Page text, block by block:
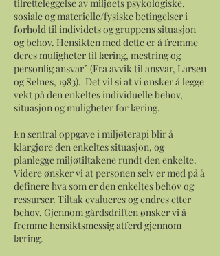
tilretteleggelse av miljøets psykologiske,
sosiale og materielle/fysiske betingelser i
forhold til individets og gruppens situasjon
og behov. Hensikten med dette er å fremme
deres muligheter til læring, mestring og
personlig ansvar” (Fra avvik til ansvar, Larsen
og Selnes, 1983). Det vil si at vi ønsker å legge
vekt på den enkeltes individuelle behov,
situasjon og muligheter for læring.
En sentral oppgave i miljøterapi blir å
klargjøre den enkeltes situasjon, og
planlegge miljøtiltakene rundt den enkelte.
Videre ønsker vi at personen selv er med på å
definere hva som er den enkeltes behov og
ressurser. Tiltak evalueres og endres etter
behov. Gjennom gårdsdriften ønsker vi å
fremme hensiktsmessig atferd gjennom
læring.